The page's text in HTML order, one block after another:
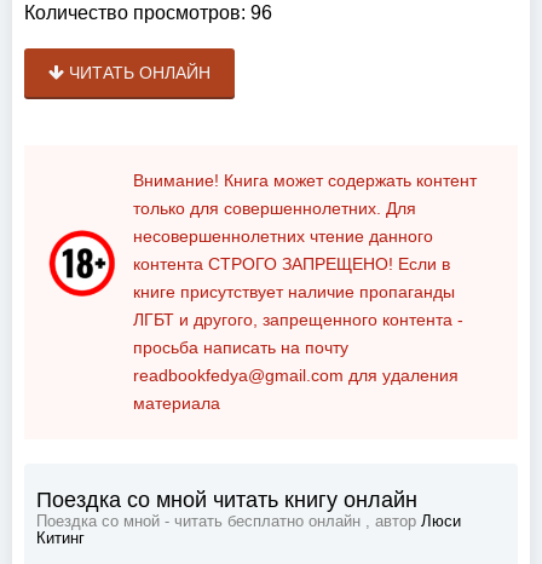
Количество просмотров: 96
ЧИТАТЬ ОНЛАЙН
Внимание! Книга может содержать контент
только для совершеннолетних. Для
несовершеннолетних чтение данного
контента СТРОГО ЗАПРЕЩЕНО! Если в
книге присутствует наличие пропаганды
ЛГБТ и другого, запрещенного контента -
просьба написать на почту
readbookfedya@gmail.com для удаления
материала
Поездка со мной читать книгу онлайн
Поездка со мной - читать бесплатно онлайн , автор Люси
Китинг